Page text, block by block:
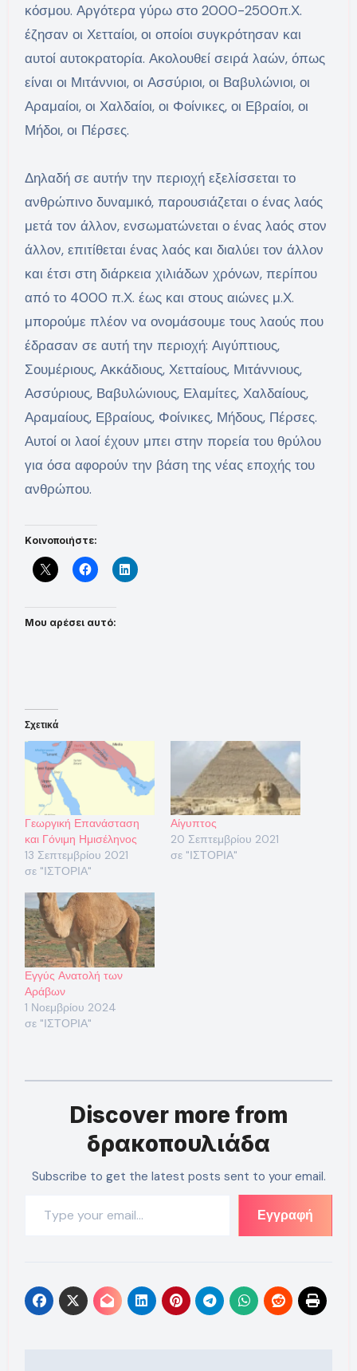
κόσμου. Αργότερα γύρω στο 2000-2500π.Χ.
έζησαν οι Χετταίοι, οι οποίοι συγκρότησαν και
αυτοί αυτοκρατορία. Ακολουθεί σειρά λαών, όπως
είναι οι Μιτάννιοι, οι Ασσύριοι, οι Βαβυλώνιοι, οι
Αραμαίοι, οι Χαλδαίοι, οι Φοίνικες, οι Εβραίοι, οι
Μήδοι, οι Πέρσες.
Δηλαδή σε αυτήν την περιοχή εξελίσσεται το
ανθρώπινο δυναμικό, παρουσιάζεται ο ένας λαός
μετά τον άλλον, ενσωματώνεται ο ένας λαός στον
άλλον, επιτίθεται ένας λαός και διαλύει τον άλλον
και έτσι στη διάρκεια χιλιάδων χρόνων, περίπου
από το 4000 π.Χ. έως και στους αιώνες μ.Χ.
μπορούμε πλέον να ονομάσουμε τους λαούς που
έδρασαν σε αυτή την περιοχή: Αιγύπτιους,
Σουμέριους, Ακκάδιους, Χετταίους, Μιτάννιους,
Ασσύριους, Βαβυλώνιους, Ελαμίτες, Χαλδαίους,
Αραμαίους, Εβραίους, Φοίνικες, Μήδους, Πέρσες.
Αυτοί οι λαοί έχουν μπει στην πορεία του θρύλου
για όσα αφορούν την βάση της νέας εποχής του
ανθρώπου.
Κοινοποιήστε:
Μου αρέσει αυτό:
Σχετικά
Γεωργική Επανάσταση
και Γόνιμη Ημισέληνος
13 Σεπτεμβρίου 2021
σε "ΙΣΤΟΡΙΑ"
Αίγυπτος
20 Σεπτεμβρίου 2021
σε "ΙΣΤΟΡΙΑ"
Εγγύς Ανατολή των
Αράβων
1 Νοεμβρίου 2024
σε "ΙΣΤΟΡΙΑ"
Discover more from
δρακοπουλιάδα
Subscribe to get the latest posts sent to your email.
Εγγραφή